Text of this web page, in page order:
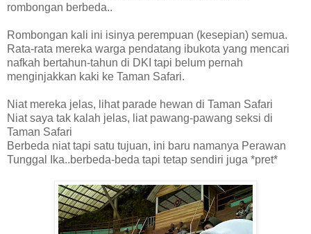
rombongan berbeda..
Rombongan kali ini isinya perempuan (kesepian) semua.
Rata-rata mereka warga pendatang ibukota yang mencari
nafkah bertahun-tahun di DKI tapi belum pernah
menginjakkan kaki ke Taman Safari.
Niat mereka jelas, lihat parade hewan di Taman Safari
Niat saya tak kalah jelas, liat pawang-pawang seksi di
Taman Safari
Berbeda niat tapi satu tujuan, ini baru namanya Perawan
Tunggal Ika..berbeda-beda tapi tetap sendiri juga *pret*